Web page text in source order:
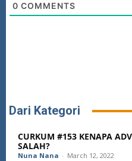
0 COMMENTS
Dari Kategori
CURKUM #153 KENAPA
SALAH?
Nuna Nana - March 12, 2022